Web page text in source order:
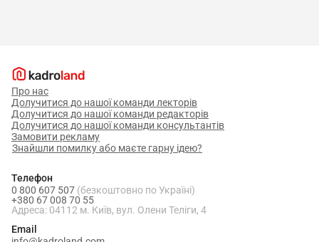
Про нас
Долучитися до нашої команди лекторів
Долучитися до нашої команди редакторів
Долучитися до нашої команди консультантів
Замовити рекламу
Знайшли помилку або маєте гарну ідею?
Телефон
0 800 607 507 (безкоштовно по Україні)
+380 67 008 70 55
Адреса: 04112 м. Київ, вул. Олени Теліги, 4
Email